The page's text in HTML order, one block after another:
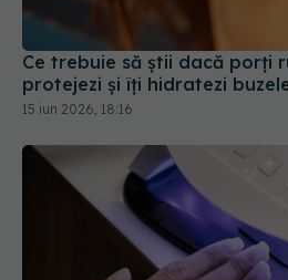
Ce trebuie să știi dacă porți
protejezi și îți hidratezi
15 iun 2026, 18:16